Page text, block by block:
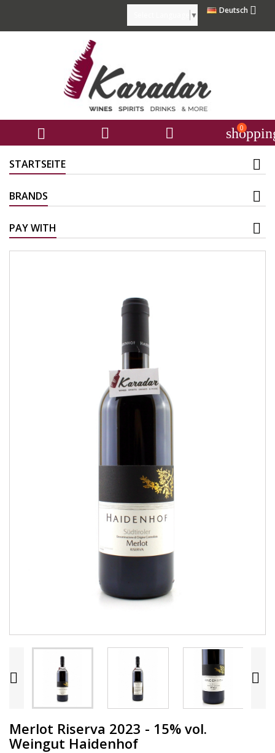
Deutsch 
▼
   0
STARTSEITE
BRANDS
PAY WITH
 
Merlot Riserva 2023 - 15% vol.
Weingut Haidenhof